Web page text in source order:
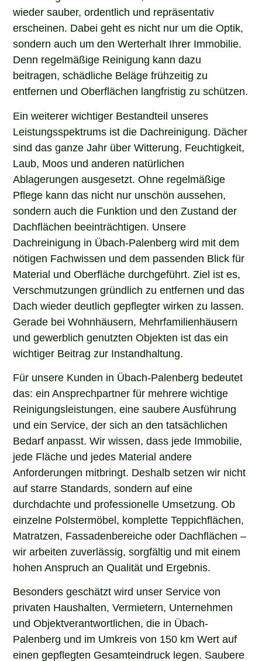
wieder sauber, ordentlich und repräsentativ
erscheinen. Dabei geht es nicht nur um die Optik,
sondern auch um den Werterhalt Ihrer Immobilie.
Denn regelmäßige Reinigung kann dazu
beitragen, schädliche Beläge frühzeitig zu
entfernen und Oberflächen langfristig zu schützen.
Ein weiterer wichtiger Bestandteil unseres
Leistungsspektrums ist die Dachreinigung. Dächer
sind das ganze Jahr über Witterung, Feuchtigkeit,
Laub, Moos und anderen natürlichen
Ablagerungen ausgesetzt. Ohne regelmäßige
Pflege kann das nicht nur unschön aussehen,
sondern auch die Funktion und den Zustand der
Dachflächen beeinträchtigen. Unsere
Dachreinigung in Übach-Palenberg wird mit dem
nötigen Fachwissen und dem passenden Blick für
Material und Oberfläche durchgeführt. Ziel ist es,
Verschmutzungen gründlich zu entfernen und das
Dach wieder deutlich gepflegter wirken zu lassen.
Gerade bei Wohnhäusern, Mehrfamilienhäusern
und gewerblich genutzten Objekten ist das ein
wichtiger Beitrag zur Instandhaltung.
Für unsere Kunden in Übach-Palenberg bedeutet
das: ein Ansprechpartner für mehrere wichtige
Reinigungsleistungen, eine saubere Ausführung
und ein Service, der sich an den tatsächlichen
Bedarf anpasst. Wir wissen, dass jede Immobilie,
jede Fläche und jedes Material andere
Anforderungen mitbringt. Deshalb setzen wir nicht
auf starre Standards, sondern auf eine
durchdachte und professionelle Umsetzung. Ob
einzelne Polstermöbel, komplette Teppichflächen,
Matratzen, Fassadenbereiche oder Dachflächen –
wir arbeiten zuverlässig, sorgfältig und mit einem
hohen Anspruch an Qualität und Ergebnis.
Besonders geschätzt wird unser Service von
privaten Haushalten, Vermietern, Unternehmen
und Objektverantwortlichen, die in Übach-
Palenberg und im Umkreis von 150 km Wert auf
einen gepflegten Gesamteindruck legen. Saubere